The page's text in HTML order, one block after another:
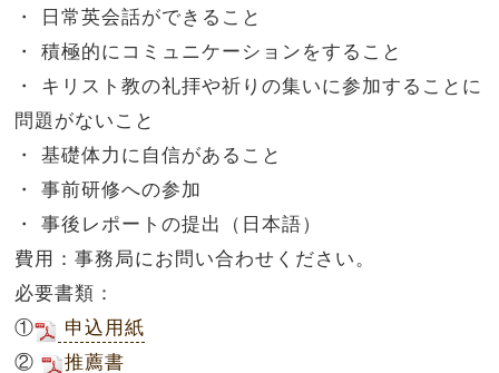
・ 日常英会話ができること
・ 積極的にコミュニケーションをすること
・ キリスト教の礼拝や祈りの集いに参加することに
問題がないこと
・ 基礎体力に自信があること
・ 事前研修への参加
・ 事後レポートの提出（日本語）
費用：事務局にお問い合わせください。
必要書類：
①
申込用紙
②
推薦書